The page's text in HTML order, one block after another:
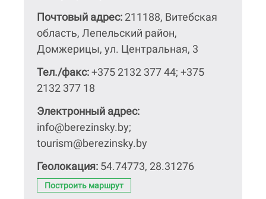
Почтовый адрес: 211188, Витебская
область, Лепельский район,
Домжерицы, ул. Центральная, 3
Тел./факс:+375 2132 377 44; +375
2132 377 18
Электронный адрес:
info@berezinsky.by;
tourism@berezinsky.by
Геолокация: 54.74773, 28.31276
Построить маршрут